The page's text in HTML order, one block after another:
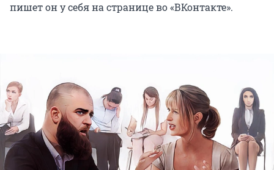
пишет он у себя на странице во «ВКонтакте».